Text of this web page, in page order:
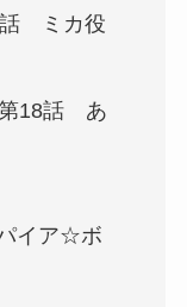
話 ミカ役
18話 あ
イア☆ボ